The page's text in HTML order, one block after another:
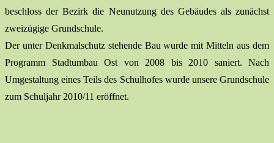
beschloss der Bezirk die Neunutzung des Gebäudes als zunächst
zweizügige Grundschule.
Der unter Denkmalschutz stehende Bau wurde mit Mitteln aus dem
Programm Stadtumbau Ost von 2008 bis 2010 saniert. Nach
Umgestaltung eines Teils des Schulhofes wurde unsere Grundschule
zum Schuljahr 2010/11 eröffnet.